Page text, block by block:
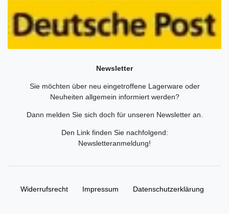
Newsletter
Sie möchten über neu eingetroffene Lagerware oder
Neuheiten allgemein informiert werden?
Dann melden Sie sich doch für unseren Newsletter an.
Den Link finden Sie nachfolgend:
Newsletteranmeldung!
Widerrufs­recht Impressum Daten­schutz­erklärung